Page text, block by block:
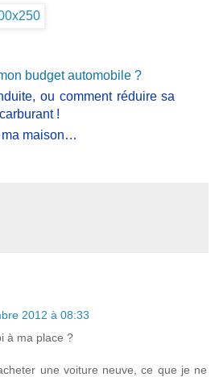
budget automobile ?
ou comment réduire sa
!
ma maison…
2012 à 08:33
à ma place ?
une voiture neuve, ce que je ne